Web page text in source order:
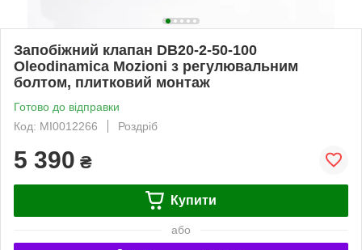
Запобіжний клапан DB20-2-50-100
Oleodinamica Mozioni з регулювальним
болтом, плитковий монтаж
Готово до відправки
Код: MI0012266
Роздріб
5 390 ₴
Купити
або